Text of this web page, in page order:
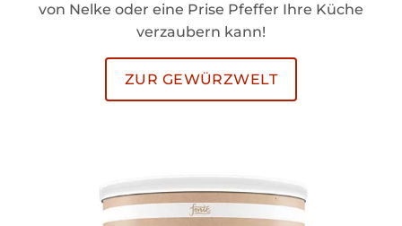
von Nelke oder eine Prise Pfeffer Ihre Küche
verzaubern kann!
ZUR GEWÜRZWELT